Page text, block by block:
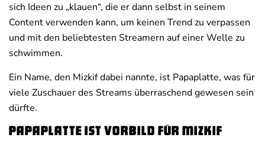
sich Ideen zu „klauen“, die er dann selbst in seinem
Content verwenden kann, um keinen Trend zu verpassen
und mit den beliebtesten Streamern auf einer Welle zu
schwimmen.
Ein Name, den Mizkif dabei nannte, ist Papaplatte, was für
viele Zuschauer des Streams überraschend gewesen sein
dürfte.
Papaplatte ist Vorbild für Mizkif